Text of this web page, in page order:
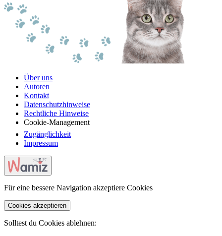
Über uns
Autoren
Kontakt
Datenschutzhinweise
Rechtliche Hinweise
Cookie-Management
Zugänglichkeit
Impressum
Für eine bessere Navigation akzeptiere Cookies
Cookies akzeptieren
Solltest du Cookies ablehnen: